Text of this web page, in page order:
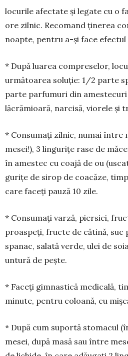
locurile afec­tate și legate cu o
ore zilnic. Re­co­mand ținerea
noapte, pen­tru a-și face
* Du­pă luarea com­preselor,
următoarea soluție: 1/2 parte
parte par­fu­muri din amestecuri
lăcrămioară, narcisă, viorele și
* Consumați zilnic, numai între
mesei!), 3 lingurițe rase de
în ames­tec cu coajă de ou
gurițe de sirop de coacăze,
care faceți pau­ză 10 zile.
* Consumați varză, piersici,
proaspeți, fructe de cătină, suc
spanac, salată verde, ulei de
un­tură de pește.
* Faceți gimnastică medicală,
minute, pen­tru coloană, cu
* După cum suportă sto­macul
mesei, după masă sau între